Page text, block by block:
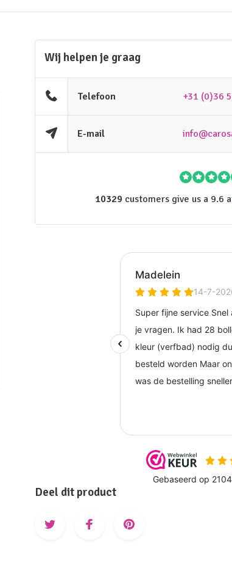
Wij helpen je graag
Telefoon +31 (0)36
E-mail
10329customers give us a 9.6
Deel dit product